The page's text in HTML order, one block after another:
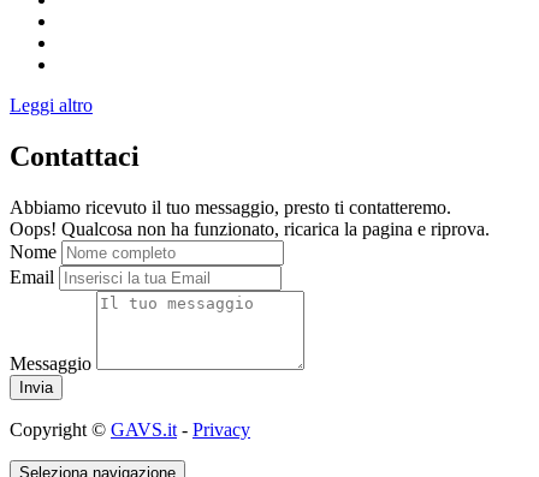
Leggi altro
Contattaci
Abbiamo ricevuto il tuo messaggio, presto ti contatteremo.
Oops! Qualcosa non ha funzionato, ricarica la pagina e riprova.
Nome
Email
Messaggio
Copyright © GAVS.it - Privacy
Seleziona navigazione